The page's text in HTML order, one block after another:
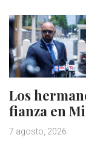
Los
fianza en
7 agosto, 2026